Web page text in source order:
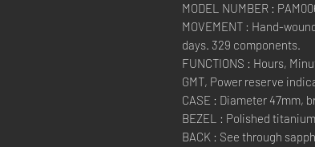
MODEL NUMBER :
MOVEMENT : Hand-
days. 329 components.
FUNCTIONS : Hours,
GMT, Power reserve
CASE : Diameter 47mm,
BEZEL : Polished titanium
BACK : See through